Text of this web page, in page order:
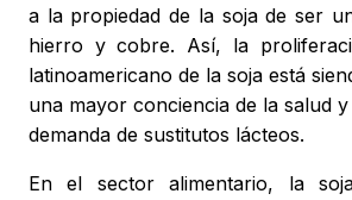
a la propiedad de la soja de ser
hierro y cobre. Así, la
latinoamericano de la soja está
una mayor conciencia de la salud
demanda de sustitutos lácteos.
En el sector alimentario, la